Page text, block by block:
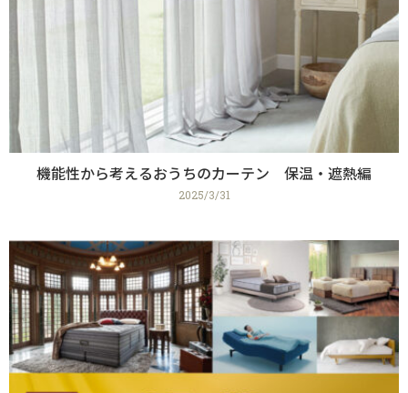
機能性から考えるおうちのカーテン 保温・遮熱編
2025/3/31